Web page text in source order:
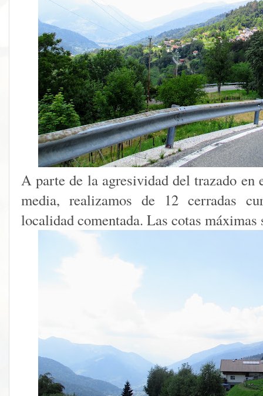
A parte de la agresividad del trazado en
media, realizamos de 12 cerradas
localidad comentada. Las cotas máximas